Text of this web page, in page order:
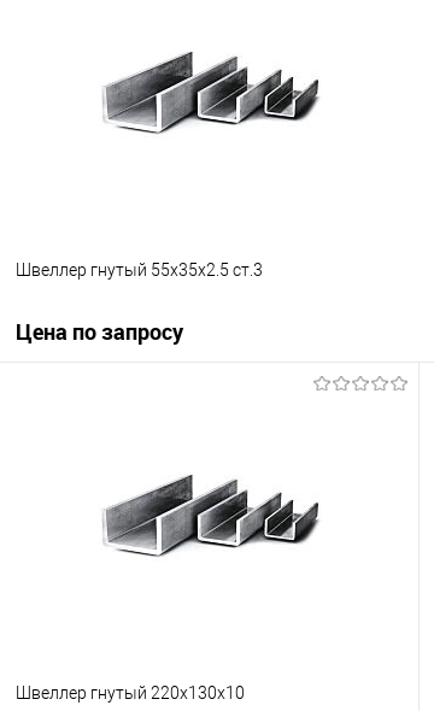
Купить в 1 клик
Сравнение
В избранное
Под заказ
Швеллер гнутый 55х35х2.5 ст.3
Цена по запросу
Купить в 1 клик
Сравнение
В избранное
Под заказ
Швеллер гнутый 220х130х10